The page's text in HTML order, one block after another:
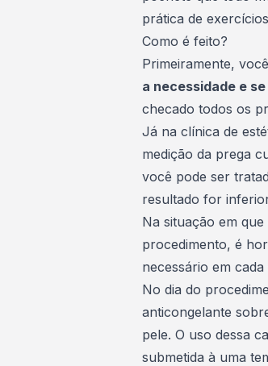
prática de
Como é feito?
Primeiramente,
a necessidade e
checado todos os
Já na clínica de
medição da prega
você pode ser
resultado for
Na situação em
procedimento, é
necessário em
No dia do
anticongelante
pele. O uso dessa
submetida à uma